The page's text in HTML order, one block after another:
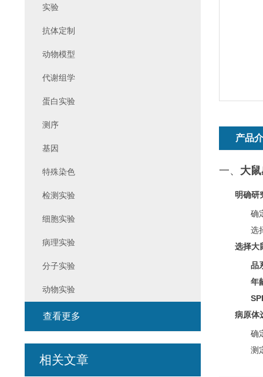
产品
一、 大
明确研
确
选
选择大
品
年
病原体
确
测
实验
抗体定制
动物模型
代谢组学
蛋白实验
测序
基因
特殊染色
检测实验
细胞实验
病理实验
分子实验
动物实验
查看更多
相关文章